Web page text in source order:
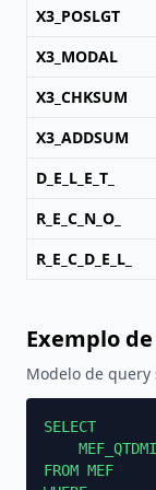
X3_POSLGT
X3_MODAL
X3_CHKSUM
X3_ADDSUM
D_E_L_E_T_
R_E_C_N_O_
R_E_C_D_E_L_
Exemplo de
Modelo de
SELECT
FROM MEF